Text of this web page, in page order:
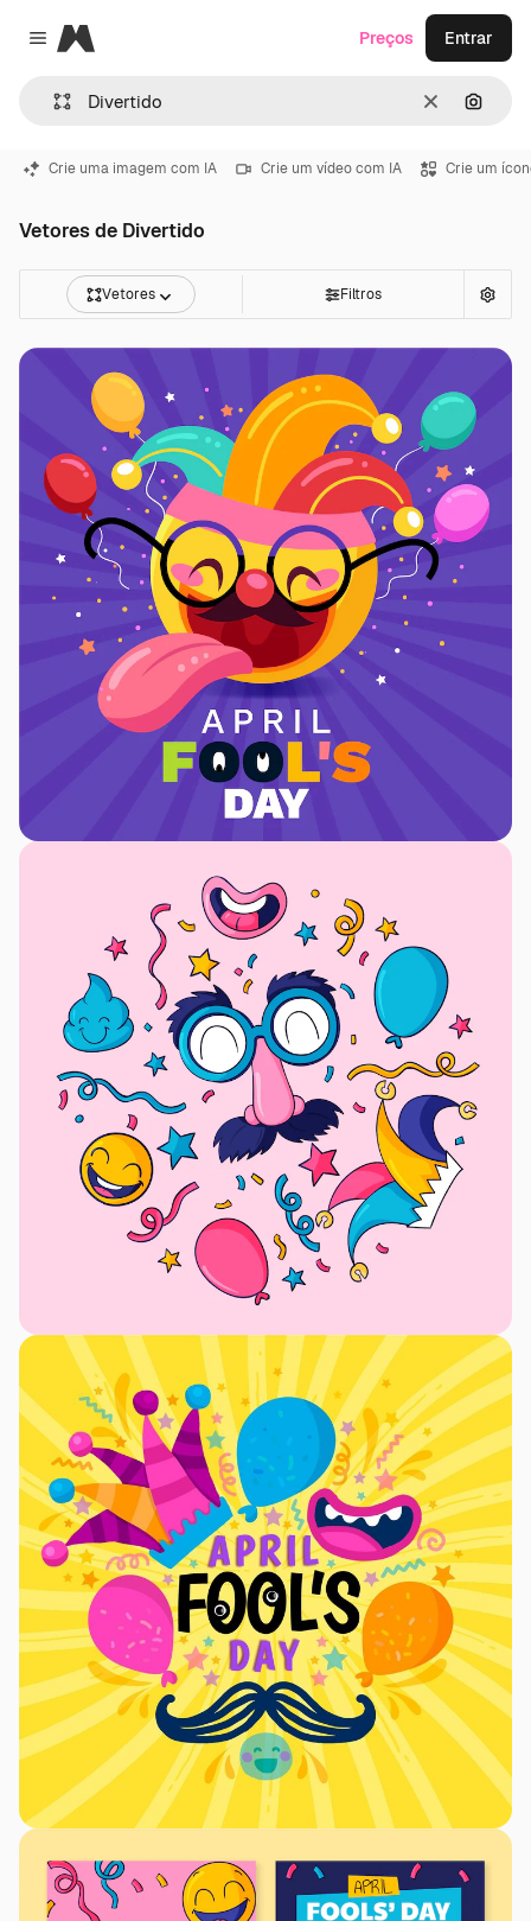
Close menu
Magnific
Limpar
Preços Entrar
Crie uma imagem com IA Crie um vídeo com IA Crie um
Vetores de Divertido
Vetores Filtros